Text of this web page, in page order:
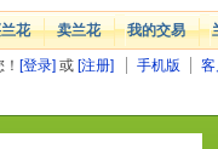
花 卖兰花 我的交易
[登录] 或 [注册] 手机版